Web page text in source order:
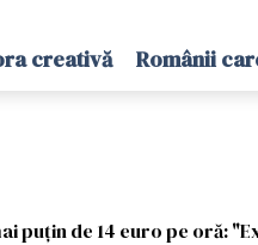
creativă Românii
puțin de 14 euro pe oră: